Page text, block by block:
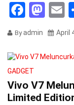
Byadmin April
GADGET
Vivo V7
Limited